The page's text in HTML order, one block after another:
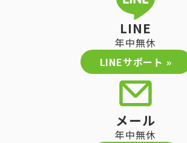
LINE
年中無休
LINEサポート »
メール
年中無休